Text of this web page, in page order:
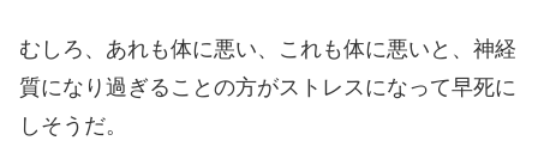
むしろ、あれも体に悪い、これも体に悪いと、神経
質になり過ぎることの方がストレスになって早死に
しそうだ。